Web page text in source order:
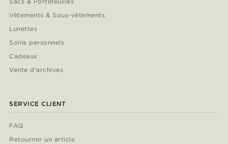
Vêtements & Sous-vêtements
Lunettes
Soins personnels
Cadeaux
Vente d'archives
SERVICE CLIENT
FAQ
Retourner un article